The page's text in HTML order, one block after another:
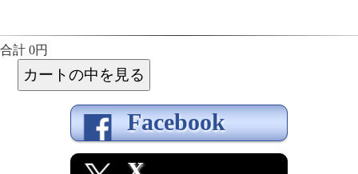
合計 0円
Facebook